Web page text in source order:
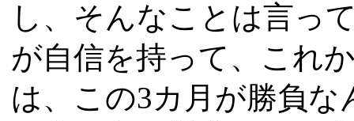
し、そんなことは言っ
が自信を持って、これ
は、この3カ月が勝負